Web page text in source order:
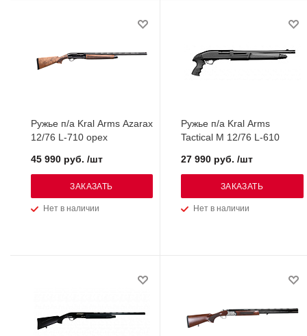
Ружье п/а Kral Arms Azarax
12/76 L-710 орех
Нет в наличии
45 990 руб. /шт
ЗАКАЗАТЬ
Ружье п/а Kral Arms
Tactical M 12/76 L-610
Нет в наличии
27 990 руб. /шт
ЗАКАЗАТЬ